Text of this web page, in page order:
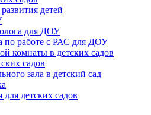
детей
для ДОУ
по работе с РАС для ДОУ
комнаты в детских садов
садов
зала в детский сад
детских садов